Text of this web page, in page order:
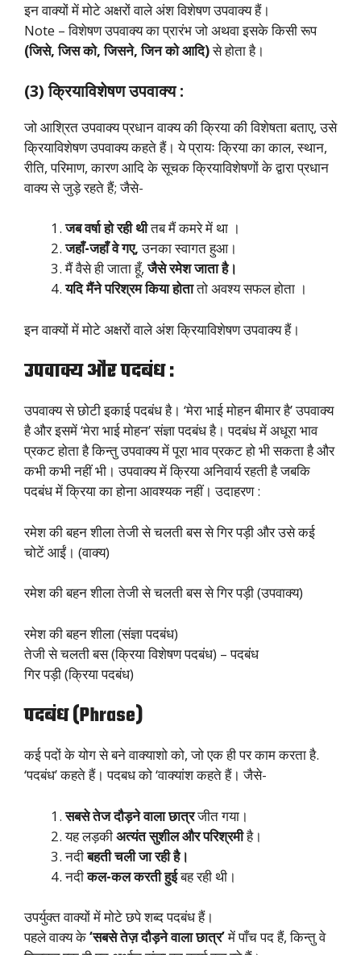
इन वाक्यों में मोटे अक्षरों वाले अंश विशेषण उपवाक्य हैं।
Note – विशेषण उपवाक्य का प्रारंभ जो अथवा इसके किसी रूप
(जिसे, जिस को, जिसने, जिन को आदि)से होता है।
(3) क्रियाविशेषण उपवाक्य :
जो आश्रित उपवाक्य प्रधान वाक्य की क्रिया की विशेषता बताए, उसे
क्रियाविशेषण उपवाक्य कहते हैं। ये प्रायः क्रिया का काल, स्थान,
रीति, परिमाण, कारण आदि के सूचक क्रियाविशेषणों के द्वारा प्रधान
वाक्य से जुड़े रहते हैं; जैसे-
जब वर्षा हो रही थीतब मैं कमरे में था ।
जहाँ-जहाँ वे गए,उनका स्वागत हुआ।
मैं वैसे ही जाता हूँ,जैसे रमेश जाता है।
यदि मैंने परिश्रम किया होतातो अवश्य सफल होता ।
इन वाक्यों में मोटे अक्षरों वाले अंश क्रियाविशेषण उपवाक्य हैं।
उपवाक्य और पदबंध :
उपवाक्य से छोटी इकाई पदबंध है। ‘मेरा भाई मोहन बीमार है’ उपवाक्य
है और इसमें ‘मेरा भाई मोहन’ संज्ञा पदबंध है। पदबंध में अधूरा भाव
प्रकट होता है किन्तु उपवाक्य में पूरा भाव प्रकट हो भी सकता है और
कभी कभी नहीं भी। उपवाक्य में क्रिया अनिवार्य रहती है जबकि
पदबंध में क्रिया का होना आवश्यक नहीं। उदाहरण :
रमेश की बहन शीला तेजी से चलती बस से गिर पड़ी और उसे कई
चोटें आईं। (वाक्य)
रमेश की बहन शीला तेजी से चलती बस से गिर पड़ी (उपवाक्य)
रमेश की बहन शीला (संज्ञा पदबंध)
तेजी से चलती बस (क्रिया विशेषण पदबंध) – पदबंध
गिर पड़ी (क्रिया पदबंध)
पदबंध (Phrase)
कई पदों के योग से बने वाक्याशो को, जो एक ही पर काम करता है.
‘पदबंध’ कहते हैं। पदबध को ‘वाक्यांश कहते हैं। जैसे-
सबसे तेज दौड़ने वाला छात्रजीत गया।
यह लड़कीअत्यंत सुशील और परिश्रमीहै।
नदीबहती चली जा रही है।
नदीकल-कल करती हुईबह रही थी।
उपर्युक्त वाक्यों में मोटे छपे शब्द पदबंध हैं।
पहले वाक्य के‘सबसे तेज़ दौड़ने वाला छात्र’में पाँच पद हैं, किन्तु वे